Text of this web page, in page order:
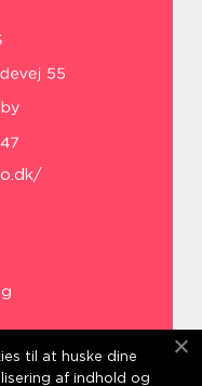
til at huske dine
af indhold og